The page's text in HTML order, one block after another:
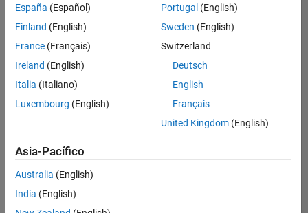
han
traducido
todos
los
empleos.
Busque
por
ubicación
todos
empleos
en su
zona.
España (Español)
Finland (English)
France (Français)
Ireland (English)
Italia (Italiano)
Luxembourg (English)
Portugal (English)
Sweden (English)
Switzerland
Deutsch
English
Français
United Kingdom(English)
Asia-Pacífico
Australia (English)
India (English)